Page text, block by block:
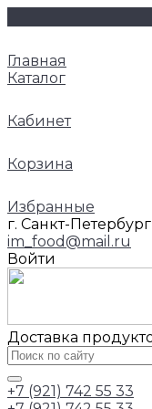
Главная
Каталог
Кабинет
Корзина
Избранные
г. Санкт-
im_food@mail.ru
Войти
Доставка
+7 (921) 742 55 33